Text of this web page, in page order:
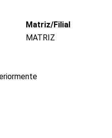
Matriz/Filial
MATRIZ